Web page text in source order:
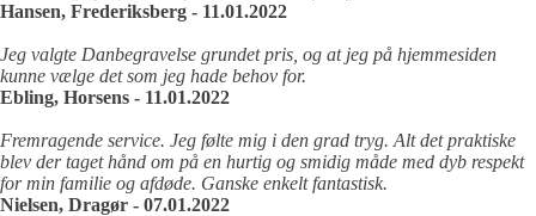
Hansen, Frederiksberg - 11.01.2022
Jeg valgte Danbegravelse grundet pris, og at jeg på hjemmesiden
kunne vælge det som jeg hade behov for.
Ebling, Horsens - 11.01.2022
Fremragende service. Jeg følte mig i den grad tryg. Alt det praktiske
blev der taget hånd om på en hurtig og smidig måde med dyb respekt
for min familie og afdøde. Ganske enkelt fantastisk.
Nielsen, Dragør - 07.01.2022